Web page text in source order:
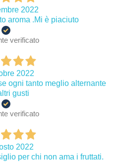
2022
aroma .Mi è piaciuto
verificato
2022
ogni tanto meglio alternante
gusti
verificato
2022
per chi non ama i fruttati.